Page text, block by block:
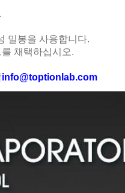
밀봉을 사용합니다.
채택하십시오.
info@toptionlab.com